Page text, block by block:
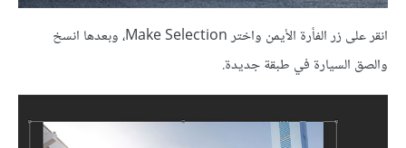
انقر على زر الفأرة الأيمن واختر Make Selection، وبعدها انسخ
والصق السيارة في طبقة جديدة.